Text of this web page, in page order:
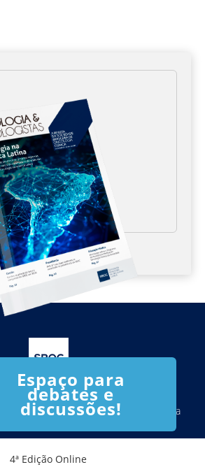
Espaço para
debates e
discussões!
4ª Edição Online
- Sociedade Brasileira de Oncologia